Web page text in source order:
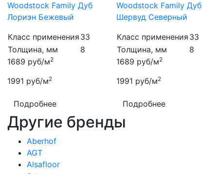
Woodstock Family Дуб
Лориэн Бежевый
Класс применения 33
Толщина, мм
8
1689 руб/м2
1991 руб/м2
Подробнее
Woodstock Family Дуб
Шервуд Северный
Класс применения 33
Толщина, мм
8
1689 руб/м2
1991 руб/м2
Подробнее
Другие бренды
Aberhof
AGT
Alsafloor